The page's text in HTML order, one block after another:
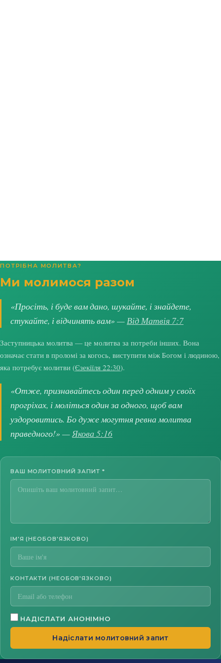
ПОТРІБНА МОЛИТВА?
Ми молимося разом
«Просіть, і буде вам дано, шукайте, і знайдете,
стукайте, і відчинять вам» — Від Матвія 7:7
Заступницька молитва — це молитва за потреби інших. Вона
означає стати в проломі за когось, виступити між Богом і людиною,
яка потребує молитви (Єзекіїля 22:30).
«Отже, признавайтесь один перед одним у своїх
прогріхах, і моліться один за одного, щоб вам
уздоровитись. Бо дуже могутня ревна молитва
праведного!» — Якова 5:16
ВАШ МОЛИТОВНИЙ ЗАПИТ *
ІМ'Я (НЕОБОВ'ЯЗКОВО)
КОНТАКТИ (НЕОБОВ'ЯЗКОВО)
НАДІСЛАТИ АНОНІМНО
Надіслати молитовний запит